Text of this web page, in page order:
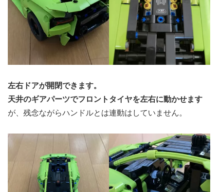
左右ドアが開閉できます。
天井のギアパーツでフロントタイヤを左右に動かせます
が、残念ながらハンドルとは連動はしていません。